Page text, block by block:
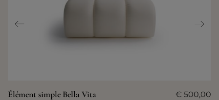
Élément simple Bella Vita € 500,00